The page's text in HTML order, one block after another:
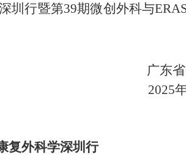
行暨第39期微创外科与
广东
2025
外科学深圳行